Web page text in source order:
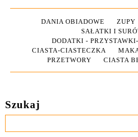
DANIA OBIADOWE ZUPY
SAŁATKI I
DODATKI -
CIASTA-CIASTECZKA
PRZETWORY
CIASTA
Szukaj